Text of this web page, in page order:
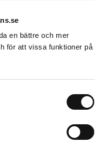
en bättre och mer
för att vissa funktioner på